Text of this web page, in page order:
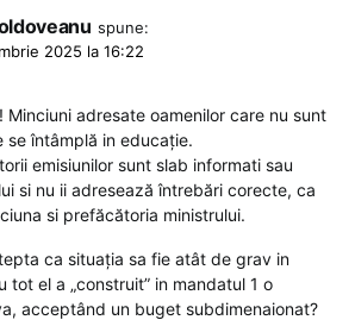
spune:
2025 la 16:22
Minciuni adresate oamenilor care nu sunt
se întâmplă in educație.
emisiunilor sunt slab informati sau
si nu ii adresează întrebări corecte, ca
si prefăcătoria ministrului.
ca situația sa fie atât de grav in
tot el a „construit” in mandatul 1 o
acceptând un buget subdimenaionat?